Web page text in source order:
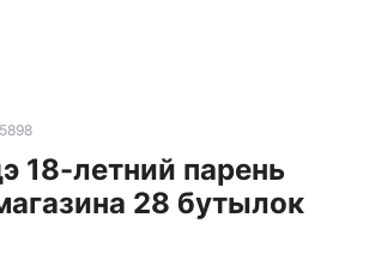
5898
18-летний парень
28 бутылок